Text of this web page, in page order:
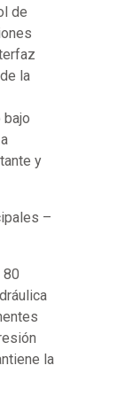
de
la
y
–
80
la